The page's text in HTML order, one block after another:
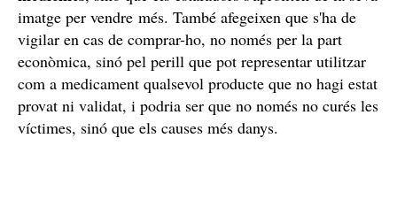
imatge per vendre més. També afegeixen que s'ha de
vigilar en cas de comprar-ho, no només per la part
econòmica, sinó pel perill que pot representar utilitzar
com a medicament qualsevol producte que no hagi estat
provat ni validat, i podria ser que no només no curés les
víctimes, sinó que els causes més danys.